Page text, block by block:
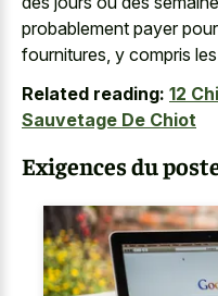
probablement payer
fournitures, y compris
Related reading: 12
Sauvetage De Chiot
Exigences du